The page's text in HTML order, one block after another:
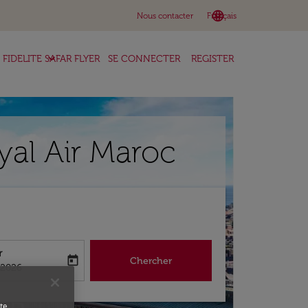
Nous contacter language
Français
keyboard_arrow_down
FIDELITE SAFAR FLYER
keyboard_arrow_down SE CONNECTER REGISTER
Air Maroc
return-date-aria-label
today Chercher